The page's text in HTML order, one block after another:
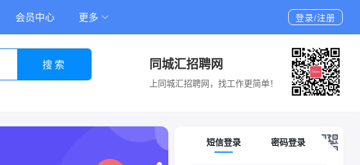
会员中心 更多 登录/注册
搜 索 同城汇招聘网
上同城汇招聘网，找工作更简单！
短信登录 密码登录